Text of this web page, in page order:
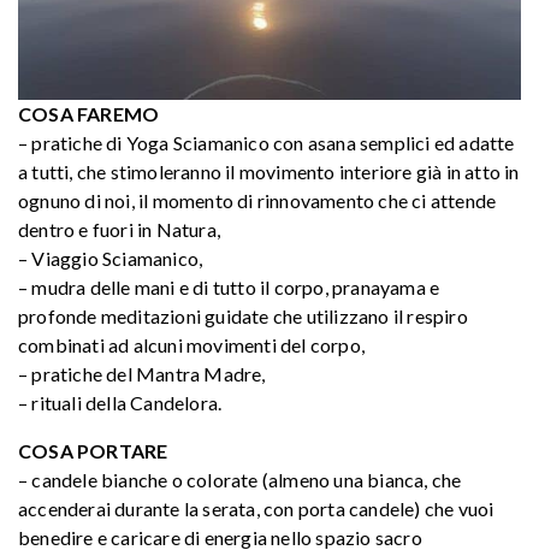
COSA FAREMO
– pratiche di Yoga Sciamanico con asana semplici ed adatte
a tutti, che stimoleranno il movimento interiore già in atto in
ognuno di noi, il momento di rinnovamento che ci attende
dentro e fuori in Natura,
– Viaggio Sciamanico,
– mudra delle mani e di tutto il corpo, pranayama e
profonde meditazioni guidate che utilizzano il respiro
combinati ad alcuni movimenti del corpo,
– pratiche del Mantra Madre,
– rituali della Candelora.
COSA PORTARE
– candele bianche o colorate (almeno una bianca, che
accenderai durante la serata, con porta candele) che vuoi
benedire e caricare di energia nello spazio sacro